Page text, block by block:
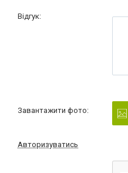
Відгук:
Завантажити фото:
Авторизуватись